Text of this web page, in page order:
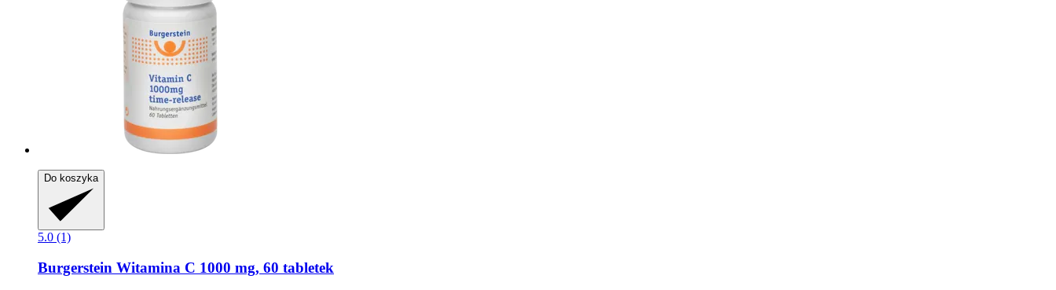
Do koszyka
5.0 (1)
Burgerstein Witamina C 1000 mg, 60 tabletek